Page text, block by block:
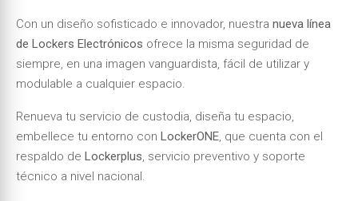
Con un diseño sofisticado e innovador, nuestra nueva línea
de Lockers Electrónicos ofrece la misma seguridad de
siempre, en una imagen vanguardista, fácil de utilizar y
modulable a cualquier espacio.
Renueva tu servicio de custodia, diseña tu espacio,
embellece tu entorno con LockerONE, que cuenta con el
respaldo de Lockerplus, servicio preventivo y soporte
técnico a nivel nacional.